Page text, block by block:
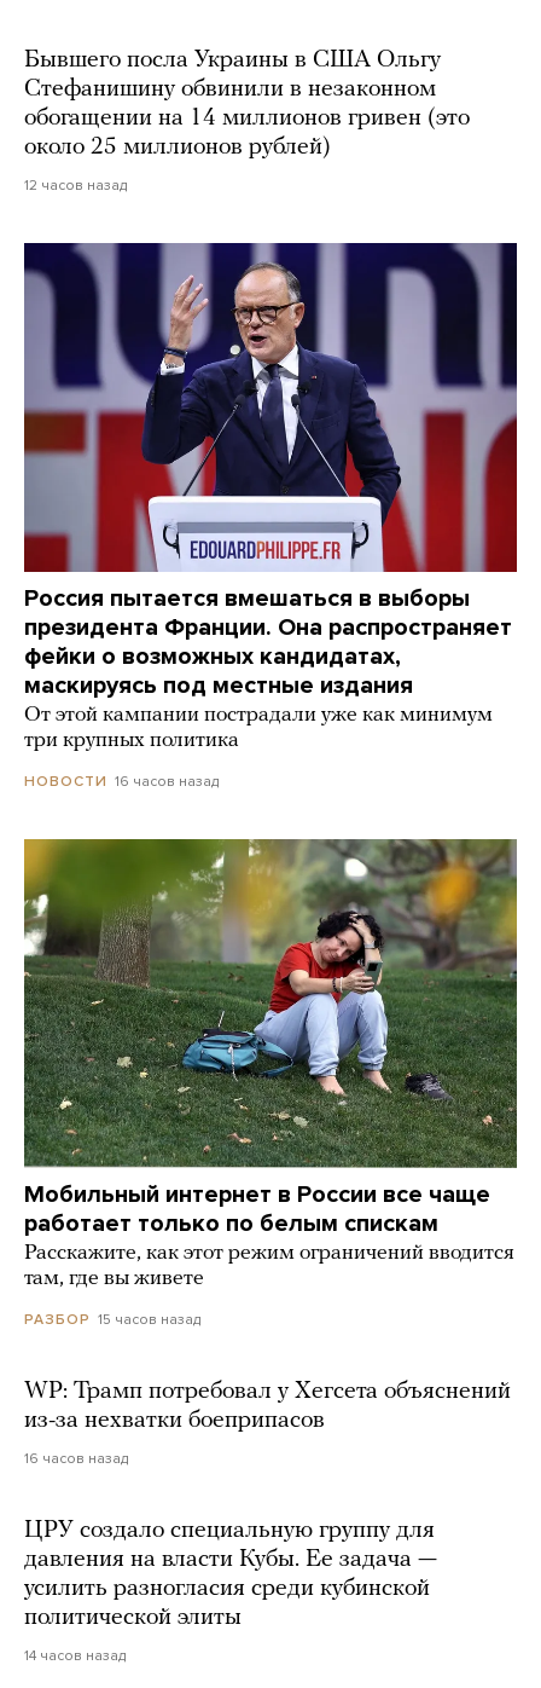
Бывшего посла Украины в США Ольгу
Стефанишину обвинили в незаконном
обогащении на 14 миллионов гривен (это
около 25 миллионов рублей)
12 часов назад
Россия пытается вмешаться в выборы
президента Франции. Она распространяет
фейки о возможных кандидатах,
маскируясь под местные издания
От этой кампании пострадали уже как минимум
три крупных политика
НОВОСТИ 16 часов назад
Мобильный интернет в России все чаще
работает только по белым спискам
Расскажите, как этот режим ограничений вводится
там, где вы живете
РАЗБОР 15 часов назад
WP: Трамп потребовал у Хегсета объяснений
из-за нехватки боеприпасов
16 часов назад
ЦРУ создало специальную группу для
давления на власти Кубы. Ее задача —
усилить разногласия среди кубинской
политической элиты
14 часов назад